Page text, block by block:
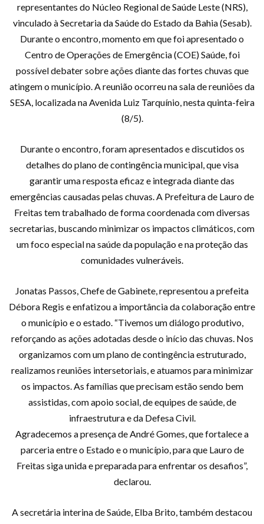
representantes do Núcleo Regional de Saúde Leste (NRS),
vinculado à Secretaria da Saúde do Estado da Bahia (Sesab).
Durante o encontro, momento em que foi apresentado o
Centro de Operações de Emergência (COE) Saúde, foi
possível debater sobre ações diante das fortes chuvas que
atingem o município. A reunião ocorreu na sala de reuniões da
SESA, localizada na Avenida Luiz Tarquínio, nesta quinta-feira
(8/5).
Durante o encontro, foram apresentados e discutidos os
detalhes do plano de contingência municipal, que visa
garantir uma resposta eficaz e integrada diante das
emergências causadas pelas chuvas. A Prefeitura de Lauro de
Freitas tem trabalhado de forma coordenada com diversas
secretarias, buscando minimizar os impactos climáticos, com
um foco especial na saúde da população e na proteção das
comunidades vulneráveis.
Jonatas Passos, Chefe de Gabinete, representou a prefeita
Débora Regis e enfatizou a importância da colaboração entre
o município e o estado. “Tivemos um diálogo produtivo,
reforçando as ações adotadas desde o início das chuvas. Nos
organizamos com um plano de contingência estruturado,
realizamos reuniões intersetoriais, e atuamos para minimizar
os impactos. As famílias que precisam estão sendo bem
assistidas, com apoio social, de equipes de saúde, de
infraestrutura e da Defesa Civil.
Agradecemos a presença de André Gomes, que fortalece a
parceria entre o Estado e o município, para que Lauro de
Freitas siga unida e preparada para enfrentar os desafios”,
declarou.
A secretária interina de Saúde, Elba Brito, também destacou